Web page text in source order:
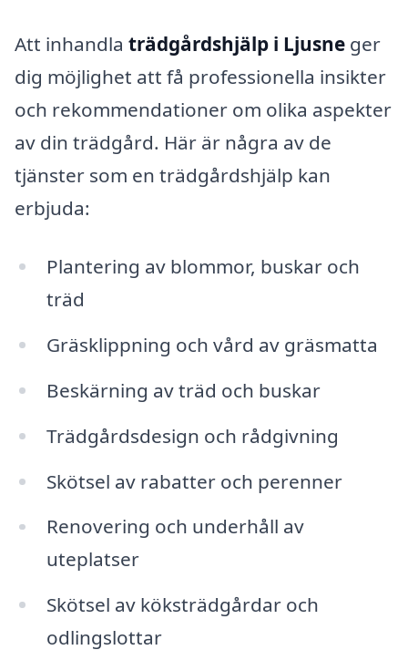
Att inhandla trädgårdshjälp i Ljusne ger
dig möjlighet att få professionella insikter
och rekommendationer om olika aspekter
av din trädgård. Här är några av de
tjänster som en trädgårdshjälp kan
erbjuda:
Plantering av blommor, buskar och
träd
Gräsklippning och vård av gräsmatta
Beskärning av träd och buskar
Trädgårdsdesign och rådgivning
Skötsel av rabatter och perenner
Renovering och underhåll av
uteplatser
Skötsel av köksträdgårdar och
odlingslottar